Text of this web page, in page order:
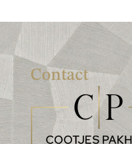
Contact